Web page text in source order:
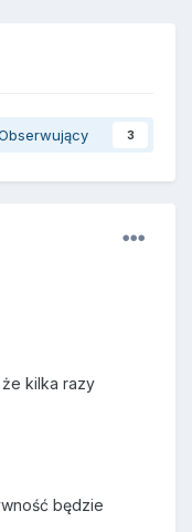
3
że kilka razy
będzie